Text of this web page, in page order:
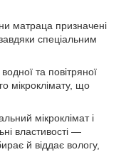
матраца призначені
спеціальним
та повітряної
мікроклімату, що
мікроклімат і
властивості —
й віддає вологу,